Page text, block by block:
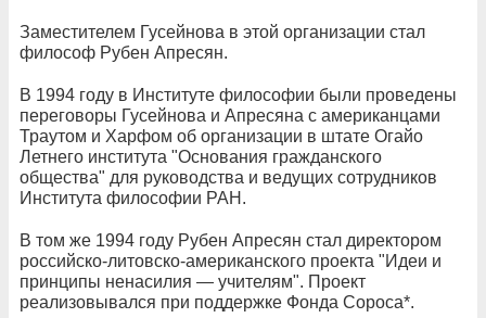
Заместителем Гусейнова в этой организации стал
философ Рубен Апресян.
В 1994 году в Институте философии были проведены
переговоры Гусейнова и Апресяна с американцами
Траутом и Харфом об организации в штате Огайо
Летнего института "Основания гражданского
общества" для руководства и ведущих сотрудников
Института философии РАН.
В том же 1994 году Рубен Апресян стал директором
российско-литовско-американского проекта "Идеи и
принципы ненасилия — учителям". Проект
реализовывался при поддержке Фонда Сороса*.